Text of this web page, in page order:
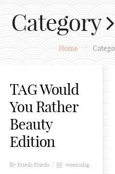
Category
Home /
TAG Would
You Rather
Beauty
Edition
By Frieda Frieda woensdag,